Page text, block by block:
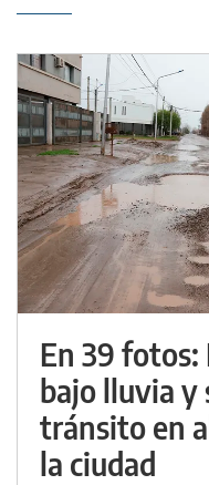
En 39 fotos:
bajo lluvia y
tránsito en
la ciudad